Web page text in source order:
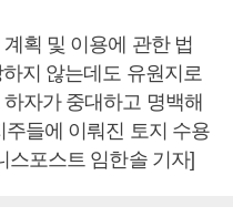
획 및 이용에 관한 법
지 않는데도 유원지로
자가 중대하고 명백해
주들에 이뤄진 토지 수용
스포스트 임한솔 기자]